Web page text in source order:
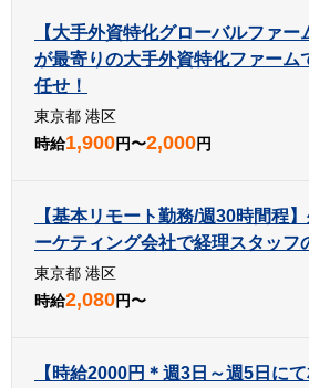
【大手外資特化グローバルファー
が最寄りの大手外資特化ファーム
任せ！
東京都 港区
時給1,900円〜2,000円
【基本リモート勤務/週30時間程
ーケティング会社で経理スタッフ
東京都 港区
時給2,080円〜
【時給2000円＊週3日～週5日に